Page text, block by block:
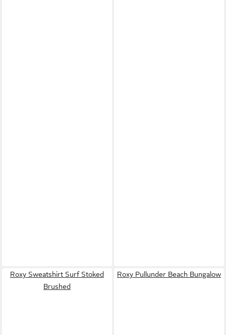
Roxy Sweatshirt Surf Stoked
Brushed
Roxy Pullunder Beach Bungalow